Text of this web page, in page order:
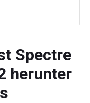
Spectre
herunter